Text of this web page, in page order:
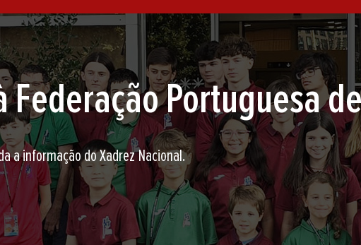
o seu clube de Xadrez